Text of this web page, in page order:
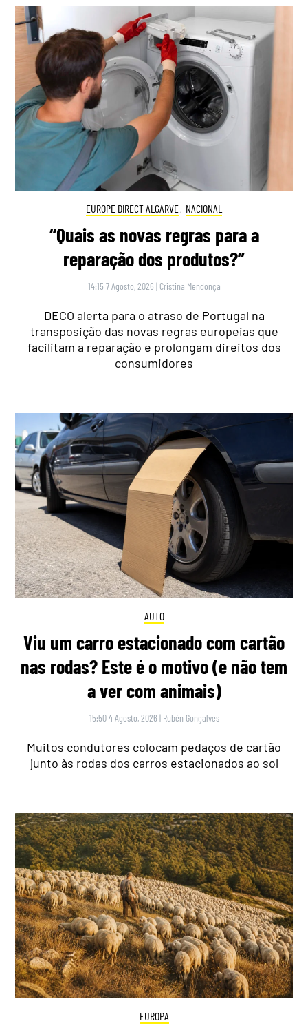
EUROPE DIRECT ALGARVE, NACIONAL
“Quais as novas regras para a
reparação dos produtos?”
14:15 7 Agosto, 2026 | Cristina Mendonça
DECO alerta para o atraso de Portugal na
transposição das novas regras europeias que
facilitam a reparação e prolongam direitos dos
consumidores
AUTO
Viu um carro estacionado com cartão
nas rodas? Este é o motivo (e não tem
a ver com animais)
15:50 4 Agosto, 2026 | Rubén Gonçalves
Muitos condutores colocam pedaços de cartão
junto às rodas dos carros estacionados ao sol
EUROPA